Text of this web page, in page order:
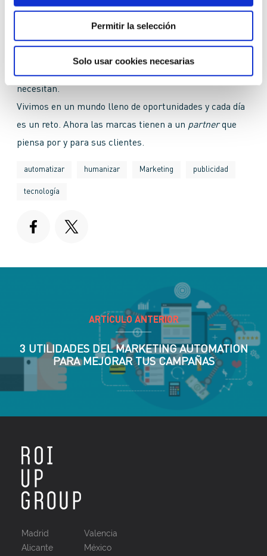
Permitir la selección
Solo usar cookies necesarias
necesitan.
Vivimos en un mundo lleno de oportunidades y cada día
es un reto. Ahora las marcas tienen a un partnerque
piensa por y para sus clientes.
automatizar humanizar Marketing publicidad
tecnología
ARTÍCULO ANTERIOR
3 UTILIDADES DEL MARKETING AUTOMATION
PARA MEJORAR TUS CAMPAÑAS
Madrid
Valencia
Alicante
México